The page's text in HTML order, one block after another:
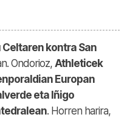
kontra San
Ondorioz, Athleticek
Europan
eta Iñigo
. Horren harira,